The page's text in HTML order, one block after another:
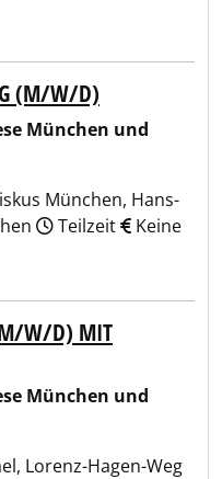
(M/W/D)
München und
München, Hans-
Teilzeit
Keine
(M/W/D) MIT
München und
Lorenz-Hagen-Weg